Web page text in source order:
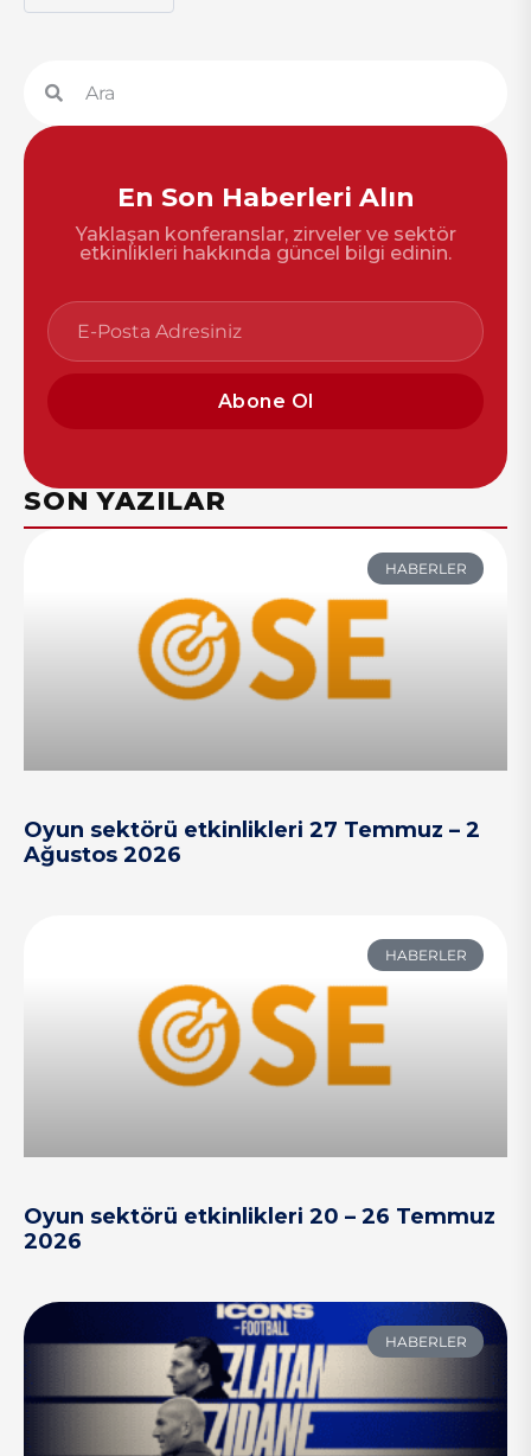
En Son Haberleri Alın
Yaklaşan konferanslar, zirveler ve sektör
etkinlikleri hakkında güncel bilgi edinin.
Abone Ol
SON YAZILAR
HABERLER
Oyun sektörü etkinlikleri 27 Temmuz – 2
Ağustos 2026
HABERLER
Oyun sektörü etkinlikleri 20 – 26 Temmuz
2026
HABERLER